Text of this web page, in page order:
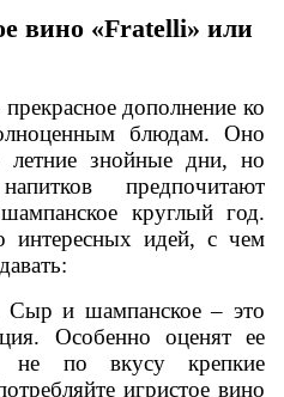
вино «Fratelli» или
дополнение ко
блюдам. Оно
летние знойные дни, но
предпочитают
шампанское круглый год.
интересных идей, с чем
Сыр и шампанское – это
Особенно оценят ее
не по вкусу крепкие
игристое вино